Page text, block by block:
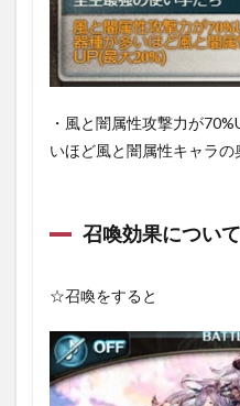
3
性能
とか
まと
め
・風と闇属性攻撃力が
いほど風と闇属性キャラの
召喚効果について
☆召喚をすると